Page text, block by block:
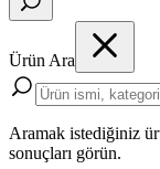
Ürün Ara
Aramak istediğiniz
sonuçları görün.